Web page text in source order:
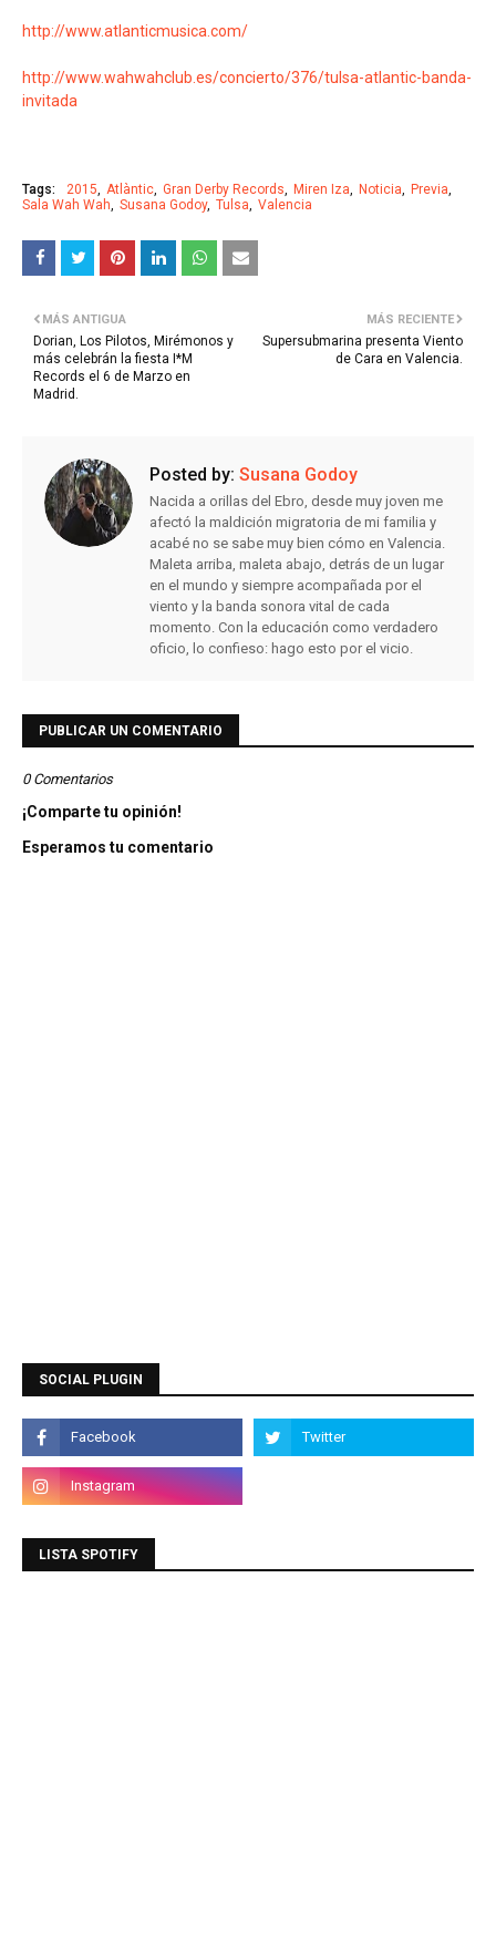
http://www.atlanticmusica.com/
http://www.wahwahclub.es/concierto/376/tulsa-atlantic-banda-
invitada
Tags: 2015 Atlàntic Gran Derby Records Miren Iza Noticia
Previa
Sala Wah Wah
Susana Godoy Tulsa Valencia
MÁS RECIENTE
Supersubmarina presenta Viento
de Cara en Valencia.
MÁS ANTIGUA
Dorian, Los Pilotos, Mirémonos y
más celebrán la fiesta I*M
Records el 6 de Marzo en
Madrid.
Posted by: Susana Godoy
Nacida a orillas del Ebro, desde muy joven me
afectó la maldición migratoria de mi familia y
acabé no se sabe muy bien cómo en Valencia.
Maleta arriba, maleta abajo, detrás de un lugar
en el mundo y siempre acompañada por el
viento y la banda sonora vital de cada
momento. Con la educación como verdadero
oficio, lo confieso: hago esto por el vicio.
PUBLICAR UN COMENTARIO
0 Comentarios
¡Comparte tu opinión!
Esperamos tu comentario
SOCIAL PLUGIN
LISTA SPOTIFY